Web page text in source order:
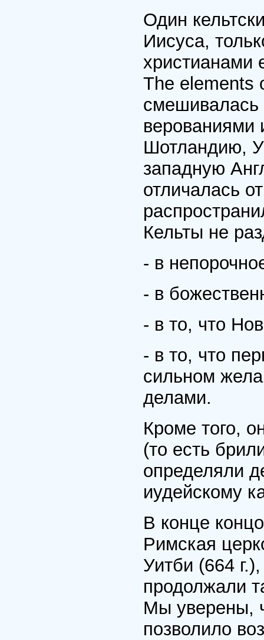
Один
Иисуса,
христианами
The elements
смешивалась
Шотландию,
западную
отличалась
Кельты не
- в
- в
- в то, что
- в то, что
сильном
делами.
Кроме того,
(то есть
определяли
иудейскому
В конце
Римская
Уитби (664
продолжали
Мы уверены,
позволило